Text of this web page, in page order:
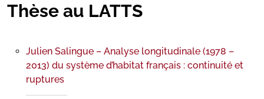
Thèse au LATTS
Julien Salingue – Analyse longitudinale (1978 –
2013) du système d’habitat français : continuité et
ruptures